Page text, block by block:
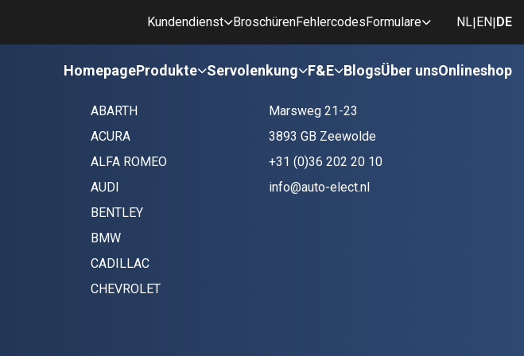
Kundendienst BroschürenFehlercodesFormulare NL|EN|DE
HomepageProdukte Servolenkung F&E BlogsÜber unsOnlineshop
Automarken
ABARTH
ACURA
ALFA ROMEO
AUDI
BENTLEY
BMW
CADILLAC
CHEVROLET
Kontakt
Marsweg 21-23
3893 GB Zeewolde
+31 (0)36 202 20 10
info@auto-elect.nl